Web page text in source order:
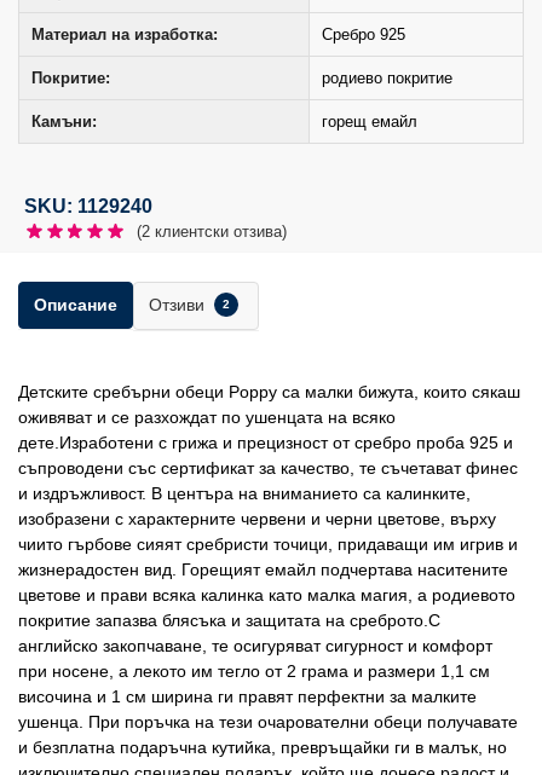
Материал на изработка: Сребро 925
Покритие: родиево покритие
Камъни: горещ емайл
SKU: 1129240
(2 клиентски отзива)
Описание Отзиви 2
Детските сребърни обеци Poppy са малки бижута, които сякаш
оживяват и се разхождат по ушенцата на всяко
дете.Изработени с грижа и прецизност от сребро проба 925 и
съпроводени със сертификат за качество, те съчетават финес
и издръжливост. В центъра на вниманието са калинките,
изобразени с характерните червени и черни цветове, върху
чиито гърбове сияят сребристи точици, придаващи им игрив и
жизнерадостен вид. Горещият емайл подчертава наситените
цветове и прави всяка калинка като малка магия, а родиевото
покритие запазва блясъка и защитата на среброто.С
английско закопчаване, те осигуряват сигурност и комфорт
при носене, а лекото им тегло от 2 грама и размери 1,1 см
височина и 1 см ширина ги правят перфектни за малките
ушенца. При поръчка на тези очарователни обеци получавате
и безплатна подаръчна кутийка, превръщайки ги в малък, но